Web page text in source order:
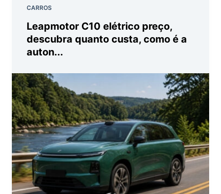
CARROS
Leapmotor C10 elétrico preço,
descubra quanto custa, como é a
auton...